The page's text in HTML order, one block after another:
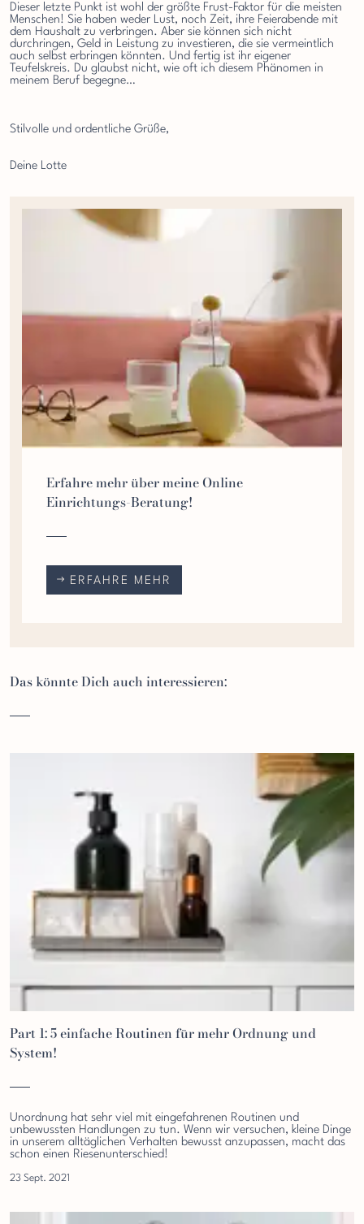
Dieser letzte Punkt ist wohl der größte Frust-Faktor für die meisten
Menschen! Sie haben weder Lust, noch Zeit, ihre Feierabende mit
dem Haushalt zu verbringen. Aber sie können sich nicht
durchringen, Geld in Leistung zu investieren, die sie vermeintlich
auch selbst erbringen könnten. Und fertig ist ihr eigener
Teufelskreis. Du glaubst nicht, wie oft ich diesem Phänomen in
meinem Beruf begegne…
Stilvolle und ordentliche Grüße,
Deine Lotte
Erfahre mehr über meine Online
Einrichtungs-Beratung!
ERFAHRE MEHR
Das könnte Dich auch interessieren:
Part 1: 5 einfache Routinen für mehr Ordnung und
System!
Unordnung hat sehr viel mit eingefahrenen Routinen und
unbewussten Handlungen zu tun. Wenn wir versuchen, kleine Dinge
in unserem alltäglichen Verhalten bewusst anzupassen, macht das
schon einen Riesenunterschied!
23 Sept. 2021
Mach den ersten Schritt zu Deinem eigenen Stil!